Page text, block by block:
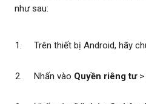
như sau:
Trên thiết bị Android, hãy
Nhấn vào Quyền riêng tư>